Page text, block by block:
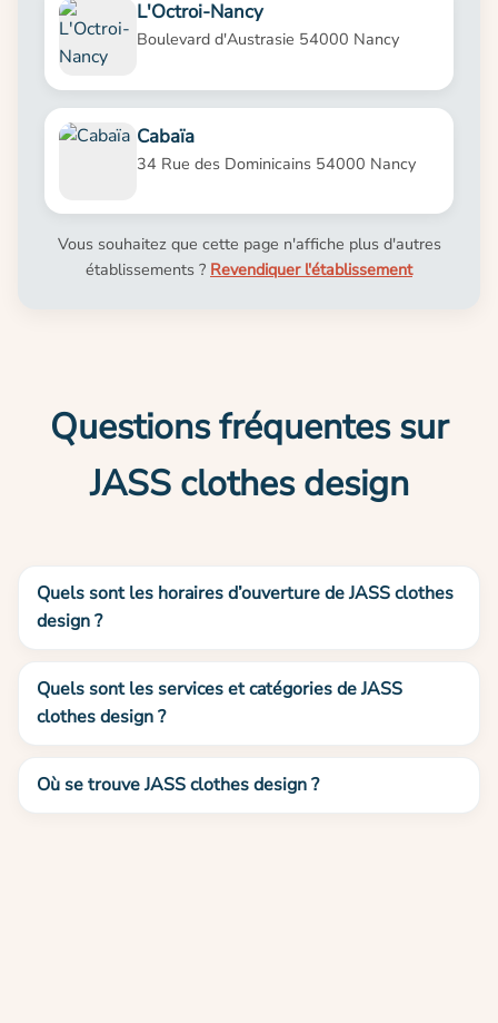
L'Octroi-Nancy
Boulevard d'Austrasie 54000 Nancy
Cabaïa
34 Rue des Dominicains 54000 Nancy
Vous souhaitez que cette page n'affiche plus d'autres
établissements ? Revendiquer l'établissement
Questions fréquentes sur
JASS clothes design
Quels sont les horaires d’ouverture de JASS clothes
design ?
Quels sont les services et catégories de JASS
clothes design ?
Où se trouve JASS clothes design ?